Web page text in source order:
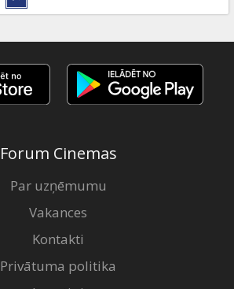
Forum Cinemas
Par uzņēmumu
Vakances
Kontakti
Privātuma politika